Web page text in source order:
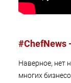
#ChefNews
Наверное, нет
многих